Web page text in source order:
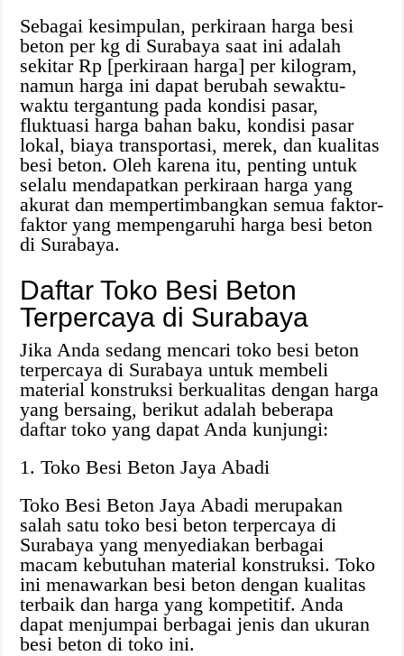
Sebagai kesimpulan, perkiraan harga besi
beton per kg di Surabaya saat ini adalah
sekitar Rp [perkiraan harga] per kilogram,
namun harga ini dapat berubah sewaktu-
waktu tergantung pada kondisi pasar,
fluktuasi harga bahan baku, kondisi pasar
lokal, biaya transportasi, merek, dan kualitas
besi beton. Oleh karena itu, penting untuk
selalu mendapatkan perkiraan harga yang
akurat dan mempertimbangkan semua faktor-
faktor yang mempengaruhi harga besi beton
di Surabaya.
Daftar Toko Besi Beton
Terpercaya di Surabaya
Jika Anda sedang mencari toko besi beton
terpercaya di Surabaya untuk membeli
material konstruksi berkualitas dengan harga
yang bersaing, berikut adalah beberapa
daftar toko yang dapat Anda kunjungi:
1. Toko Besi Beton Jaya Abadi
Toko Besi Beton Jaya Abadi merupakan
salah satu toko besi beton terpercaya di
Surabaya yang menyediakan berbagai
macam kebutuhan material konstruksi. Toko
ini menawarkan besi beton dengan kualitas
terbaik dan harga yang kompetitif. Anda
dapat menjumpai berbagai jenis dan ukuran
besi beton di toko ini.